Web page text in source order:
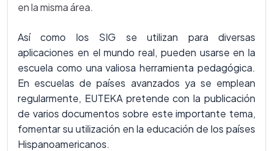
en la misma área.
Así como los SIG se utilizan para diversas
aplicaciones en el mundo real, pueden usarse en la
escuela como una valiosa herramienta pedagógica.
En escuelas de países avanzados ya se emplean
regularmente, EUTEKA pretende con la publicación
de varios documentos sobre este importante tema,
fomentar su utilización en la educación de los países
Hispanoamericanos.